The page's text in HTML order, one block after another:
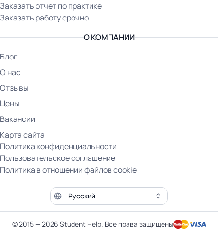
Заказать отчет по практике
Заказать работу срочно
О КОМПАНИИ
Блог
О нас
Отзывы
Цены
Вакансии
Карта сайта
Политика конфиденциальности
Пользовательское соглашение
Политика в отношении файлов cookie
Язык сайта
© 2015 — 2026 Student Help. Все права защищены